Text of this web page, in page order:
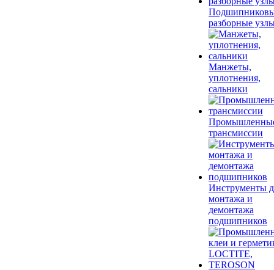
разборные
Манжеты,
уплотнения,
сальники
трансмиссии
Инструменты
монтажа и
демонтажа
подшипников